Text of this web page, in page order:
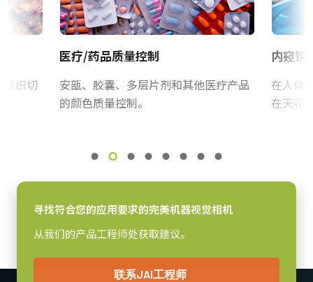
帧率/线率
感光芯片名
ICX 267AL
感光芯片尺寸
1/2 inch
像素尺寸 横x纵
证书等
CE Certificate – AT-140GE
CAD file - AT-140GE
组织切
医疗/药品质量控制
安瓿、胶囊、多层片剂和其他医疗产品
的颜色质量控制。
内窥镜
在人体
在天花
寻找符合您的应用要求的完美机器视觉相机
从我们的产品工程师处获取建议。
联系JAI工程师